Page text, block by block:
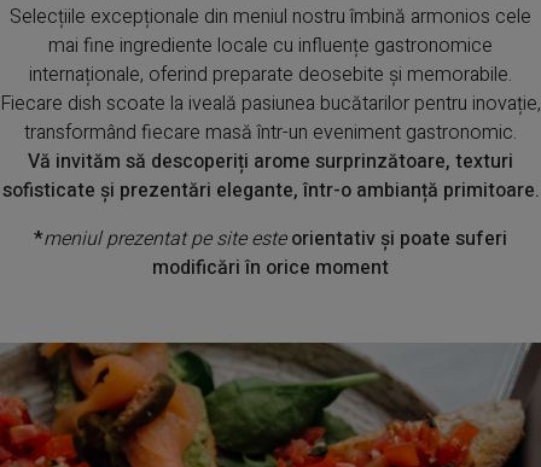
Selecțiile excepționale din meniul nostru îmbină armonios cele
mai fine ingrediente locale cu influențe gastronomice
internaționale, oferind preparate deosebite și memorabile.
Fiecare dish scoate la iveală pasiunea bucătarilor pentru inovație,
transformând fiecare masă într-un eveniment gastronomic.
Vă invităm să descoperiți arome surprinzătoare, texturi
sofisticate și prezentări elegante, într-o ambianță primitoare.
*meniul prezentat pe site esteorientativ și poate suferi
modificări în orice moment